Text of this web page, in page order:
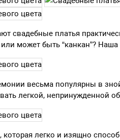
свадебные платья
или может быть “канкан”?
весьма популярны в
легкой, непринужденной
которая легко и изящно